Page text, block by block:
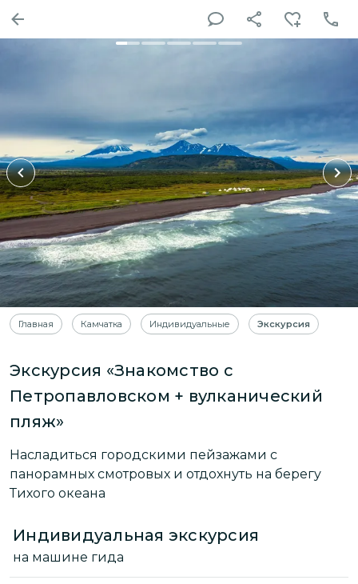
Главная Камчатка Индивидуальные Экскурсия
Экскурсия «Знакомство с
Петропавловском + вулканический
пляж»
Насладиться городскими пейзажами с
панорамных смотровых и отдохнуть на берегу
Тихого океана
Индивидуальная экскурсия
на машине гида